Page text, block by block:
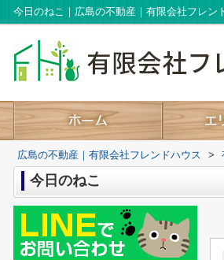
今日のねこ｜広島の不動産｜有限会社フレン
広島の不動産｜有限会社フレンドハウス >
今日のねこ